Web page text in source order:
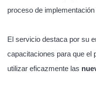
proceso de
El servicio destaca por su
capacitaciones para que el
utilizar eficazmente las